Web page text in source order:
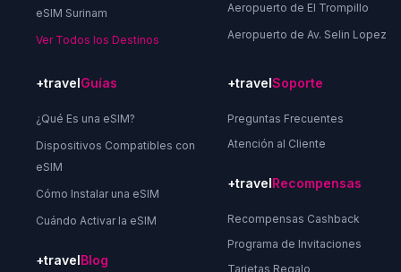
eSIM Surinam
Ver Todos los Destinos
Aeropuerto de El Trompillo
Aeropuerto de Av. Selin Lopez
+travelGuías
¿Qué Es una eSIM?
Dispositivos Compatibles con
eSIM
Cómo Instalar una eSIM
Cuándo Activar la eSIM
+travelBlog
+travelSoporte
Preguntas Frecuentes
Atención al Cliente
+travelRecompensas
Recompensas Cashback
Programa de Invitaciones
Tarjetas Regalo